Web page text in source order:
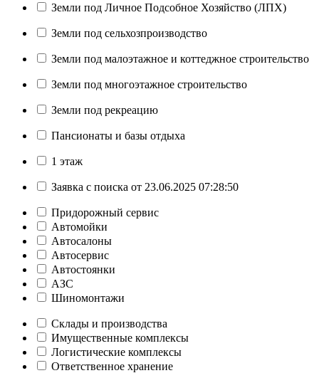
Земли под Личное Подсобное Хозяйство (ЛПХ)
Земли под сельхозпроизводство
Земли под малоэтажное и коттеджное строительство
Земли под многоэтажное строительство
Земли под рекреацию
Пансионаты и базы отдыха
1 этаж
Заявка с поиска от 23.06.2025 07:28:50
Придорожный сервис
Автомойки
Автосалоны
Автосервис
Автостоянки
АЗС
Шиномонтажи
Склады и производства
Имущественные комплексы
Логистические комплексы
Ответственное хранение